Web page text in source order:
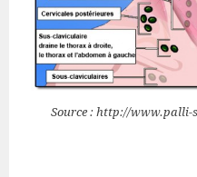
Source : http://www.palli-